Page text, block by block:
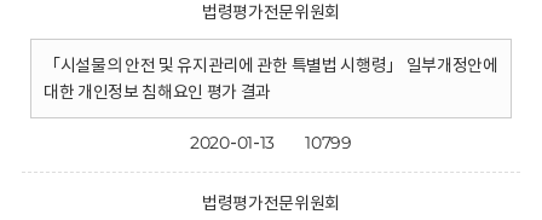
법령평가전문위원회
「시설물의 안전 및 유지관리에 관한 특별법 시행령」 일부개정안에
대한 개인정보 침해요인 평가 결과
2020-01-13 10799
법령평가전문위원회